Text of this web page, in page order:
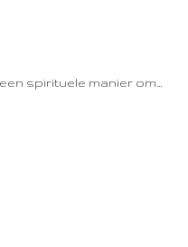
spirituele manier om…